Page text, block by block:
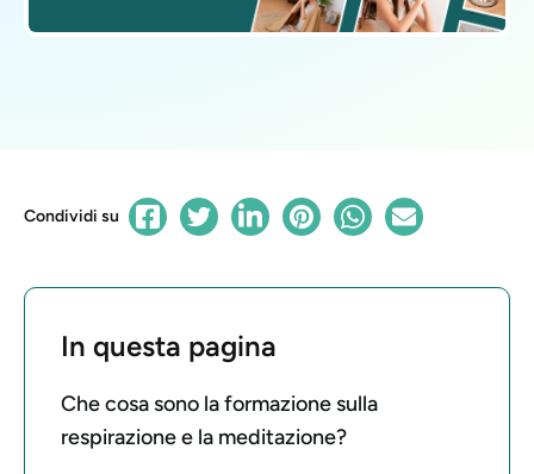
Condividi su
In questa pagina
Che cosa sono la formazione sulla
respirazione e la meditazione?